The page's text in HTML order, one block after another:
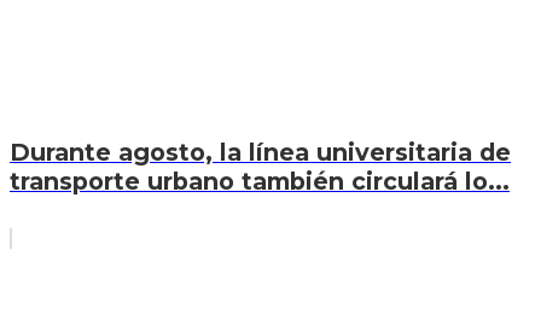
Durante agosto, la línea universitaria de
transporte urbano también circulará lo...